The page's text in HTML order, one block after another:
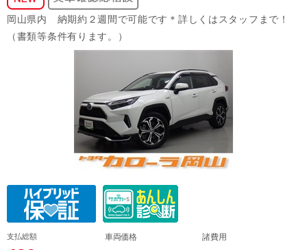
岡山県内 納期約２週間で可能です＊詳しくはスタッフまで！
（書類等条件有ります。）
支払総額 車両価格 諸費用